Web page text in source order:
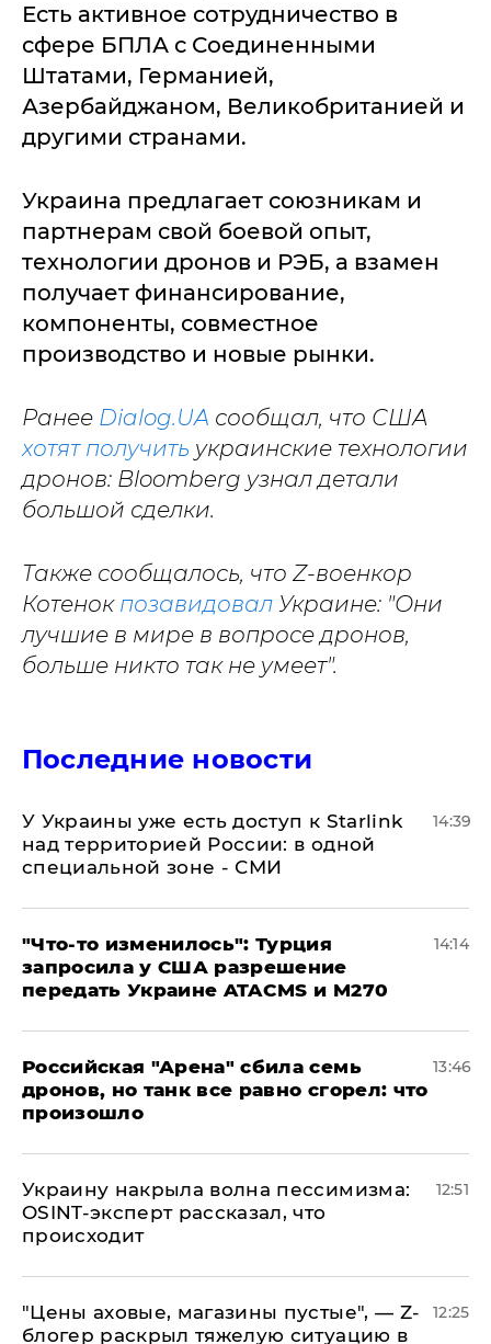
Есть активное сотрудничество в
сфере БПЛА с Соединенными
Штатами, Германией,
Азербайджаном, Великобританией и
другими странами.
Украина предлагает союзникам и
партнерам свой боевой опыт,
технологии дронов и РЭБ, а взамен
получает финансирование,
компоненты, совместное
производство и новые рынки.
Ранее Dialog.UA сообщал, что США
хотят получить украинские технологии
дронов: Bloomberg узнал детали
большой сделки.
Также сообщалось, что Z-военкор
Котенок позавидовал Украине: "Они
лучшие в мире в вопросе дронов,
больше никто так не умеет".
Последние новости
У Украины уже есть доступ к Starlink
над территорией России: в одной
специальной зоне - СМИ
14:39
​"Что-то изменилось": Турция
запросила у США разрешение
передать Украине ATACMS и M270
14:14
​Российская "Арена" сбила семь
дронов, но танк все равно сгорел: что
произошло
13:46
​Украину накрыла волна пессимизма:
OSINT-эксперт рассказал, что
происходит
12:51
​"Цены аховые, магазины пустые", — Z-
блогер раскрыл тяжелую ситуацию в
12:25